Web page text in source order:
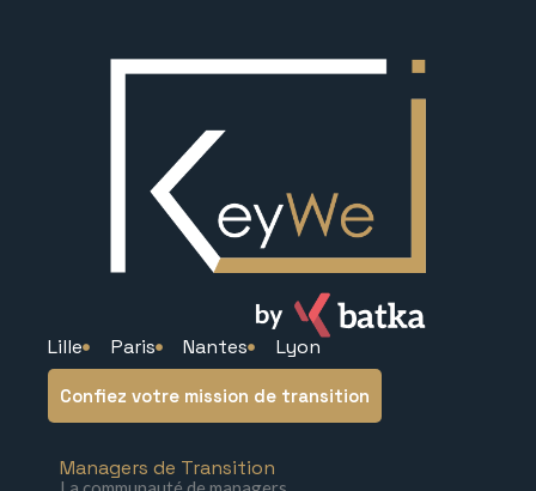
Lille Paris Nantes Lyon
Confiez votre mission de transition
Managers de Transition